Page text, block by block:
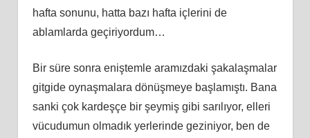
hafta sonunu, hatta bazı hafta içlerini de
ablamlarda geçiriyordum…
Bir süre sonra eniştemle aramızdaki şakalaşmalar
gitgide oynaşmalara dönüşmeye başlamıştı. Bana
sanki çok kardeşçe bir şeymiş gibi sarılıyor, elleri
vücudumun olmadık yerlerinde geziniyor, ben de